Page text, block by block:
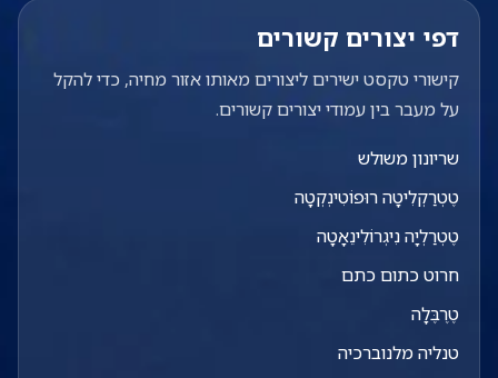
דפי יצורים קשורים
קישורי טקסט ישירים ליצורים מאותו אזור מחיה, כדי להקל
על מעבר בין עמודי יצורים קשורים.
שריונון משולש
טֶטְרַקְלִיטָה רוּפוֹטִינְקְטָה
טֶטְרַלְיָה נִיגְרוֹלִינֵאָטָה
חרוט כתום כתם
טֶרֶבֶּלָה
טנליה מלנוברכיה